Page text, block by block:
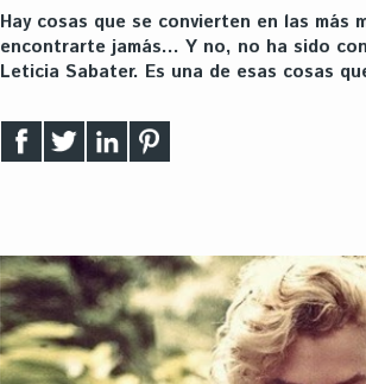
Hay cosas que se convierten en las más
encontrarte jamás… Y no, no ha sido
Leticia Sabater. Es una de esas cosas